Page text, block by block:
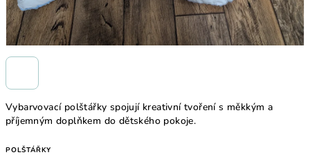
Vybarvovací polštářky spojují kreativní tvoření s měkkým a
příjemným doplňkem do dětského pokoje.
POLŠTÁŘKY